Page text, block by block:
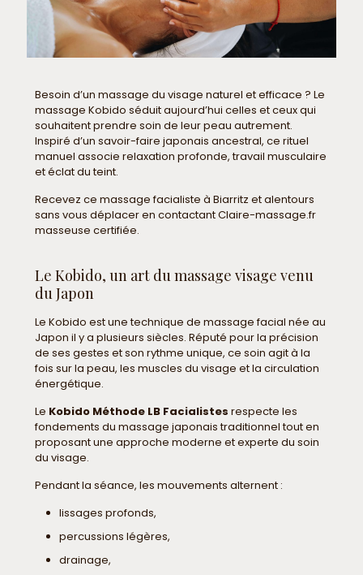
Besoin d’un massage du visage naturel et efficace ? Le
massage Kobido séduit aujourd’hui celles et ceux qui
souhaitent prendre soin de leur peau autrement.
Inspiré d’un savoir-faire japonais ancestral, ce rituel
manuel associe relaxation profonde, travail musculaire
et éclat du teint.
Recevez ce massage facialiste à Biarritz et alentours
sans vous déplacer en contactant Claire-massage.fr
masseuse certifiée.
Le Kobido, un art du massage visage venu
du Japon
Le Kobido est une technique de massage facial née au
Japon il y a plusieurs siècles. Réputé pour la précision
de ses gestes et son rythme unique, ce soin agit à la
fois sur la peau, les muscles du visage et la circulation
énergétique.
Le Kobido Méthode LB Facialistes respecte les
fondements du massage japonais traditionnel tout en
proposant une approche moderne et experte du soin
du visage.
Pendant la séance, les mouvements alternent :
lissages profonds,
percussions légères,
drainage,